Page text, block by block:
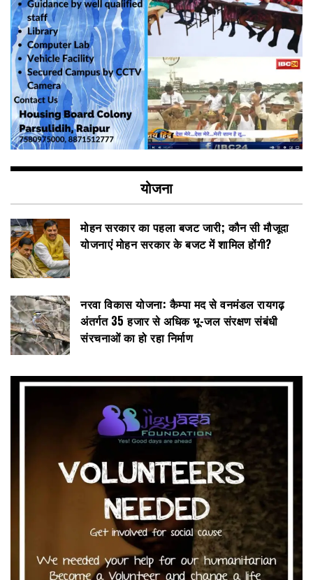
योजना
मोहन सरकार का पहला बजट जारी; कौन सी मौजूदा
योजनाएं मोहन सरकार के बजट में शामिल होंगी?
नरवा विकास योजना: कैम्पा मद से वनमंडल रायगढ़
अंतर्गत 35 हजार से अधिक भू-जल संरक्षण संबंधी
संरचनाओं का हो रहा निर्माण